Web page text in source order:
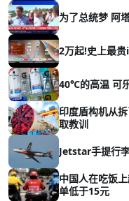
为了总统梦 阿
2万起!史上最
40℃的高温 可
印度盾构机从
取教训
Jetstar手提行
中国人在吃饭
单低于15元